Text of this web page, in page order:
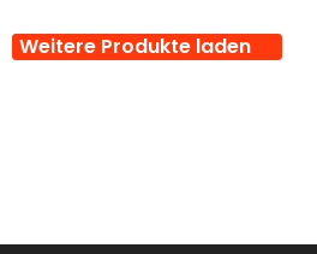
Weitere Produkte laden